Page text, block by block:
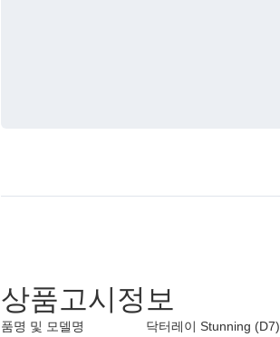
상품고시정보
품명 및 모델명 닥터레이 Stunning (D7)